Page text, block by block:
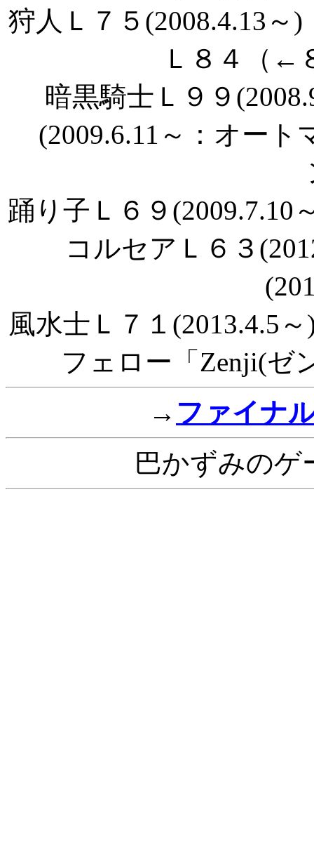
狩人Ｌ７５(2008.4.13～
Ｌ８４（←
暗黒騎士Ｌ９９
(2009.6.11～：オー
踊り子Ｌ６９(2009.7.10
コルセアＬ６３
風水士Ｌ７１(2013.4.5
フェロー「Zenji(ゼ
→ ファイナ
巴かずみのゲ